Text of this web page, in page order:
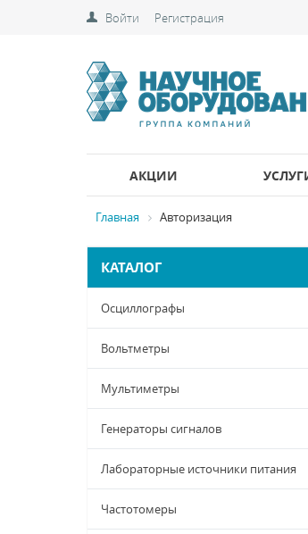
Войти Регистрация
АКЦИИ
Главная Авторизация
КАТАЛОГ
Осциллографы
Вольтметры
Мультиметры
Генераторы сигналов
Лабораторные источники питания
Частотомеры